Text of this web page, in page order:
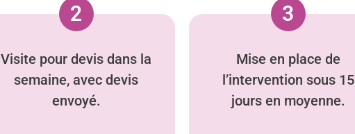
2
Visite pour devis dans la
semaine, avec devis
envoyé.
3
Mise en place de
l’intervention sous 15
jours en moyenne.